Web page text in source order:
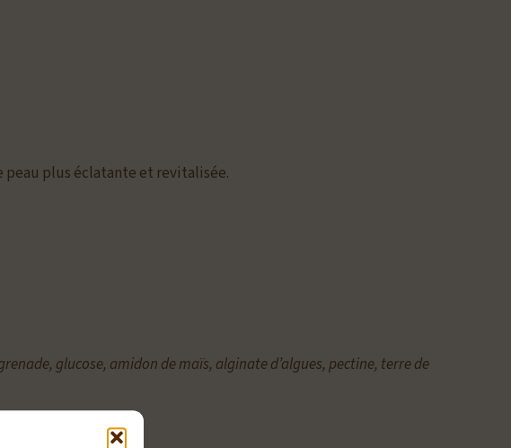
peau plus éclatante et revitalisée.
glucose, amidon de maïs, alginate d’algues, pectine, terre de